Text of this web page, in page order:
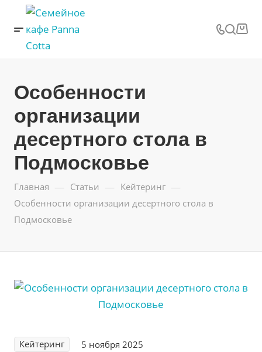
Особенности
организации
десертного стола в
Подмосковье
Главная — Статьи — Кейтеринг —
Особенности организации десертного стола в
Подмосковье
Кейтеринг 5 ноября 2025